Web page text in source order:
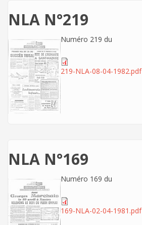
NLA N°219
Numéro 219 du
219-NLA-08-04-1982.pdf
NLA N°169
Numéro 169 du
169-NLA-02-04-1981.pdf